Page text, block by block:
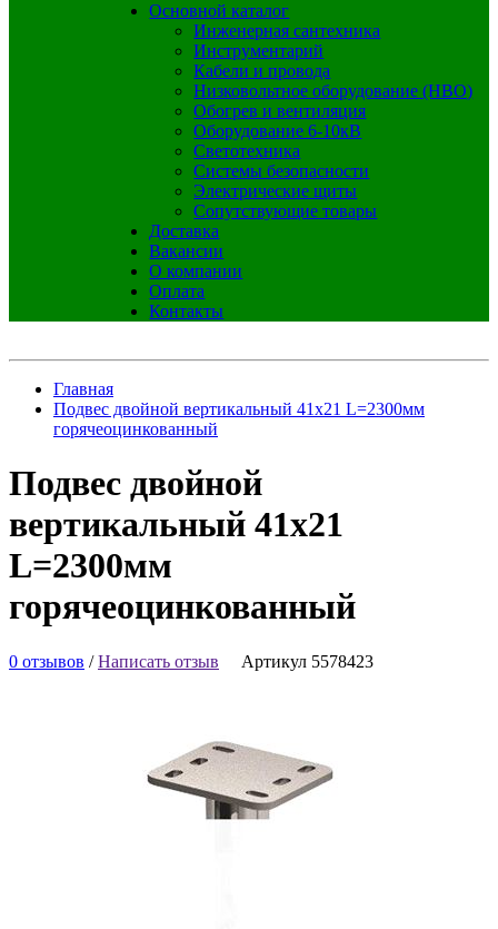
Основной каталог
Инженерная сантехника
Инструментарий
Кабели и провода
Низковольтное оборудование (НВО)
Обогрев и вентиляция
Оборудование 6-10кВ
Светотехника
Системы безопасности
Электрические щиты
Сопутствующие товары
Доставка
Вакансии
О компании
Оплата
Контакты
Главная
Подвес двойной вертикальный 41х21 L=2300мм
горячеоцинкованный
Подвес двойной
вертикальный 41х21
L=2300мм
горячеоцинкованный
0 отзывов /Написать отзыв Артикул 5578423